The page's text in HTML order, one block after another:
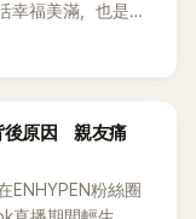
幸福美滿，也是韓
開當年決定嫁給
後原因 親友痛
ENHYPEN粉絲圈